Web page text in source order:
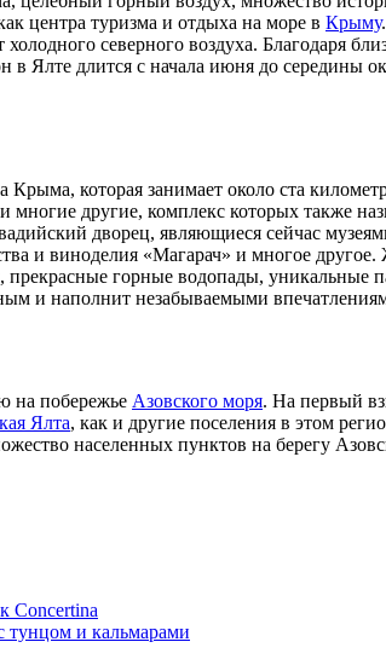
центра туризма и отдыха на море в Крыму
северного воздуха. Благодаря
длится с начала июня до середины
которая занимает около ста
другие, комплекс которых также
дворец, являющиеся сейчас
и виноделия «Магарач» и многое
прекрасные горные водопады,
и наполнит незабываемыми
на побережье Азовского моря. На первый
Ялта, как и другие поселения в этом
населенных пунктов на берегу
Concertina